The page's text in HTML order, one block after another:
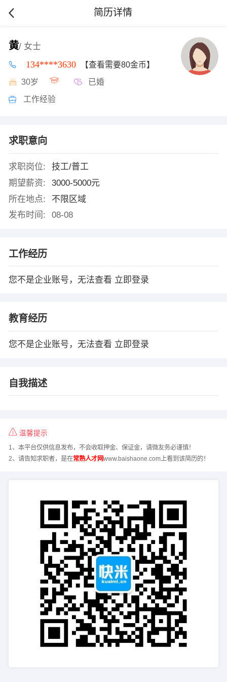
简历详情
黄/ 女士
134****3630 【查看需要80金币】
30岁 已婚
工作经验
求职意向
求职岗位:
技工/普工
期望薪资:
3000-5000元
所在地点:
不限区域
发布时间:
08-08
工作经历
您不是企业账号，无法查看 立即登录
教育经历
您不是企业账号，无法查看 立即登录
自我描述
温馨提示
1、本平台仅供信息发布，不会收取押金、保证金，请微友务必谨慎！
2、请告知求职者，是在常熟人才网www.baishaone.com上看到该简历的！